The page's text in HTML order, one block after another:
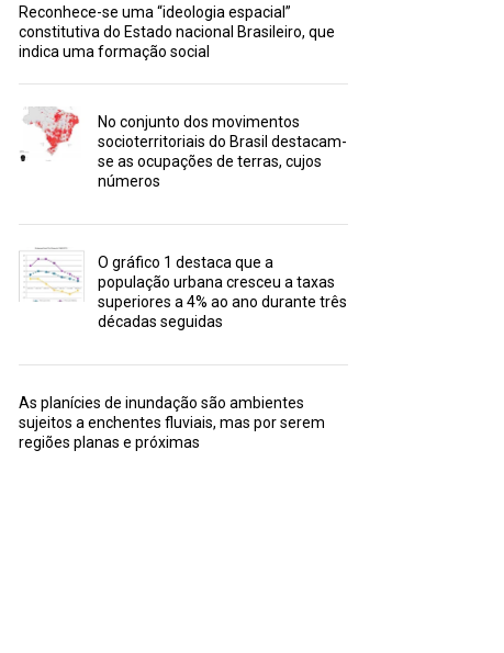
Reconhece-se uma “ideologia espacial”
constitutiva do Estado nacional Brasileiro, que
indica uma formação social
No conjunto dos movimentos
socioterritoriais do Brasil destacam-
se as ocupações de terras, cujos
números
O gráfico 1 destaca que a
população urbana cresceu a taxas
superiores a 4% ao ano durante três
décadas seguidas
As planícies de inundação são ambientes
sujeitos a enchentes fluviais, mas por serem
regiões planas e próximas